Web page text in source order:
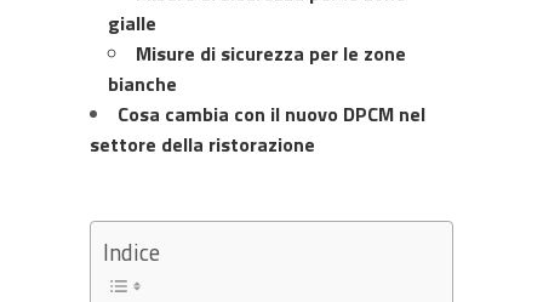
gialle
Misure di sicurezza per le zone
bianche
Cosa cambia con il nuovo DPCM nel
settore della ristorazione
Indice